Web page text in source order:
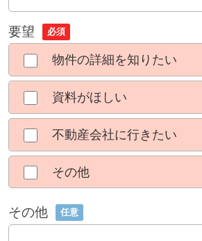
要望 必須
物件の詳細を知りたい
資料がほしい
不動産会社に行きたい
その他
その他 任意